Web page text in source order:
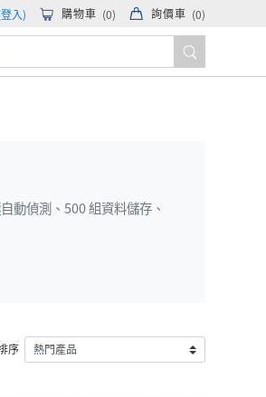
入) 購物車 (0) 詢價車 (0)
動偵測、500 組資料儲存、
序